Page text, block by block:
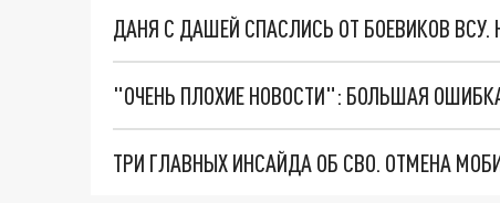
ДАНЯ С ДАШЕЙ СПАСЛИСЬ ОТ БОЕВИКОВ